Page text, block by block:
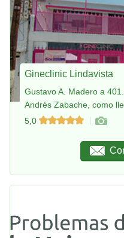
Gineclinic Lindavista
Gustavo A. Madero a
Andrés Zabache, como
5,0